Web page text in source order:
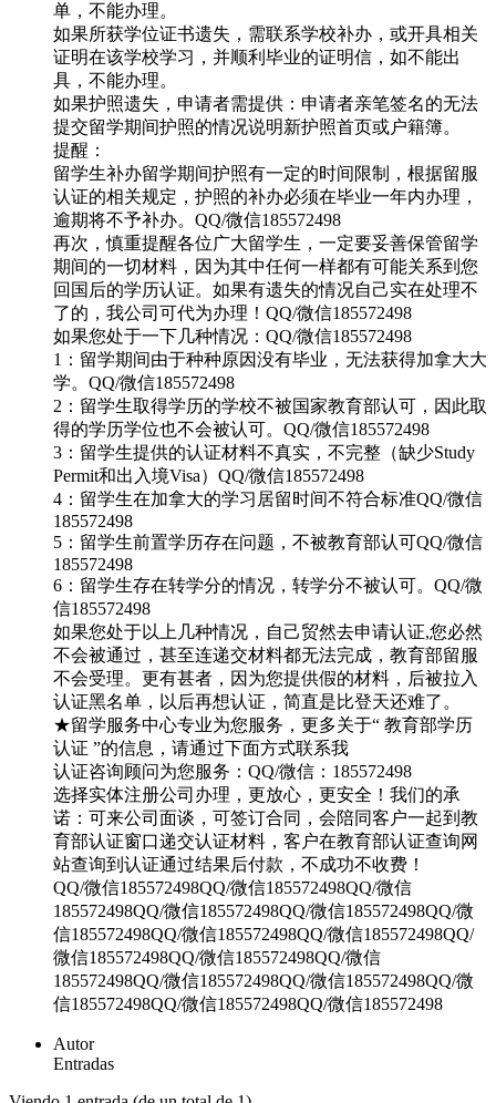
单，不能办理。
如果所获学位证书遗失，需联系学校补办，或开具相关
证明在该学校学习，并顺利毕业的证明信，如不能出
具，不能办理。
如果护照遗失，申请者需提供：申请者亲笔签名的无法
提交留学期间护照的情况说明新护照首页或户籍簿。
提醒：
留学生补办留学期间护照有一定的时间限制，根据留服
认证的相关规定，护照的补办必须在毕业一年内办理，
逾期将不予补办。QQ/微信185572498
再次，慎重提醒各位广大留学生，一定要妥善保管留学
期间的一切材料，因为其中任何一样都有可能关系到您
回国后的学历认证。如果有遗失的情况自己实在处理不
了的，我公司可代为办理！QQ/微信185572498
如果您处于一下几种情况：QQ/微信185572498
1：留学期间由于种种原因没有毕业，无法获得加拿大大
学。QQ/微信185572498
2：留学生取得学历的学校不被国家教育部认可，因此取
得的学历学位也不会被认可。QQ/微信185572498
3：留学生提供的认证材料不真实，不完整（缺少Study
Permit和出入境Visa）QQ/微信185572498
4：留学生在加拿大的学习居留时间不符合标准QQ/微信
185572498
5：留学生前置学历存在问题，不被教育部认可QQ/微信
185572498
6：留学生存在转学分的情况，转学分不被认可。QQ/微
信185572498
如果您处于以上几种情况，自己贸然去申请认证,您必然
不会被通过，甚至连递交材料都无法完成，教育部留服
不会受理。更有甚者，因为您提供假的材料，后被拉入
认证黑名单，以后再想认证，简直是比登天还难了。
★留学服务中心专业为您服务，更多关于“ 教育部学历
认证 ”的信息，请通过下面方式联系我
认证咨询顾问为您服务：QQ/微信：185572498
选择实体注册公司办理，更放心，更安全！我们的承
诺：可来公司面谈，可签订合同，会陪同客户一起到教
育部认证窗口递交认证材料，客户在教育部认证查询网
站查询到认证通过结果后付款，不成功不收费！
QQ/微信185572498QQ/微信185572498QQ/微信
185572498QQ/微信185572498QQ/微信185572498QQ/微
信185572498QQ/微信185572498QQ/微信185572498QQ/
微信185572498QQ/微信185572498QQ/微信
185572498QQ/微信185572498QQ/微信185572498QQ/微
信185572498QQ/微信185572498QQ/微信185572498
Autor
Entradas